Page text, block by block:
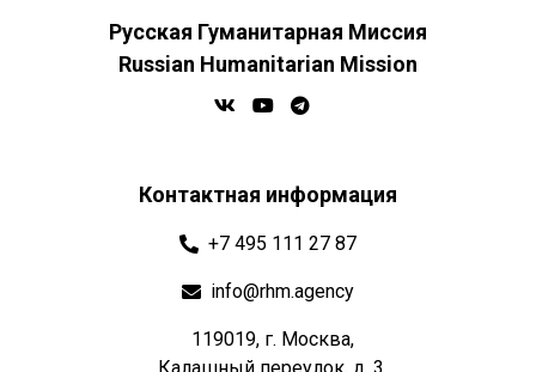
Русская Гуманитарная Миссия
Russian Humanitarian Mission
Контактная информация
+7 495 111 27 87
info@rhm.agency
119019, г. Москва,